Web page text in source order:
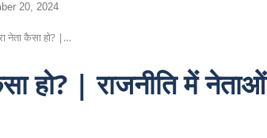
20, 2024
नेता कैसा हो? |…
हो? | राजनीति में